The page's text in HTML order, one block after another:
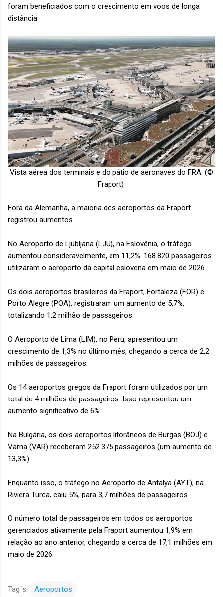
foram beneficiados com o crescimento em voos de longa
distância.
Vista aérea dos terminais e do pátio de aeronaves do FRA. (©
Fraport)
Fora da Alemanha, a maioria dos aeroportos da Fraport
registrou aumentos.
No Aeroporto de Ljubljana (LJU), na Eslovênia, o tráfego
aumentou consideravelmente, em 11,2%. 168.820 passageiros
utilizaram o aeroporto da capital eslovena em maio de 2026.
Os dois aeroportos brasileiros da Fraport, Fortaleza (FOR) e
Porto Alegre (POA), registraram um aumento de 5,7%,
totalizando 1,2 milhão de passageiros.
O Aeroporto de Lima (LIM), no Peru, apresentou um
crescimento de 1,3% no último mês, chegando a cerca de 2,2
milhões de passageiros.
Os 14 aeroportos gregos da Fraport foram utilizados por um
total de 4 milhões de passageiros. Isso representou um
aumento significativo de 6%.
Na Bulgária, os dois aeroportos litorâneos de Burgas (BOJ) e
Varna (VAR) receberam 252.375 passageiros (um aumento de
13,3%).
Enquanto isso, o tráfego no Aeroporto de Antalya (AYT), na
Riviera Turca, caiu 5%, para 3,7 milhões de passageiros.
O número total de passageiros em todos os aeroportos
gerenciados ativamente pela Fraport aumentou 1,9% em
relação ao ano anterior, chegando a cerca de 17,1 milhões em
maio de 2026.
Tag´s: Aeroportos